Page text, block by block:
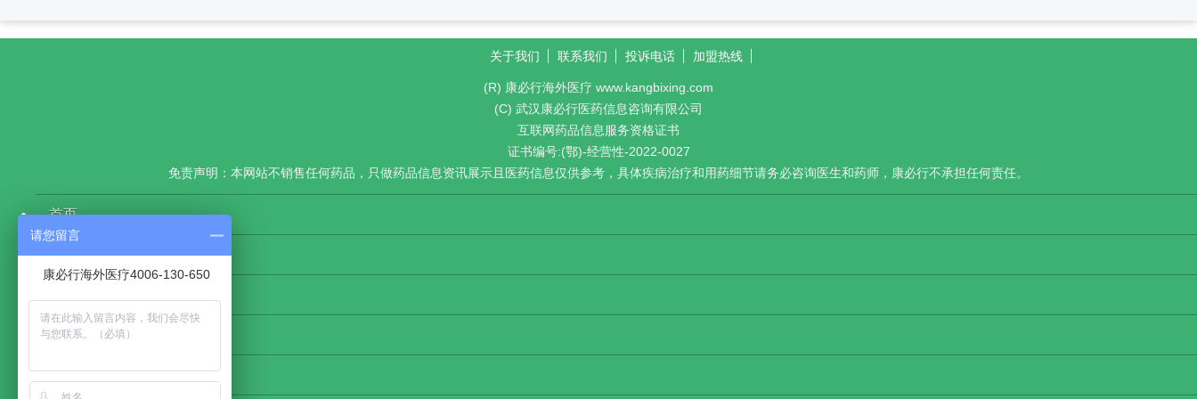
关于我们 联系我们 投诉电话 加盟热线
(R) 康必行海外医疗 www.kangbixing.com
(C) 武汉康必行医药信息咨询有限公司
互联网药品信息服务资格证书
证书编号:(鄂)-经营性-2022-0027
免责声明：本网站不销售任何药品，只做药品信息资讯展示且医药信息仅供参考，具体疾病治疗和用药细节请务必咨询医生和药师，康必行不承担任何责任。
首页
康必行新闻
网站地图
物流查询
请您留言
康必行海外医疗4006-130-650